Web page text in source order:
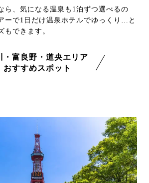
ら、気になる温泉も1泊ずつ選べるの
ーで1日だけ温泉ホテルでゆっくり…と
もできます。
・富良野・道央エリア
おすすめスポット